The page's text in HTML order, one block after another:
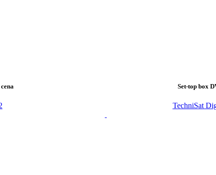
Set-top box
TechniSat